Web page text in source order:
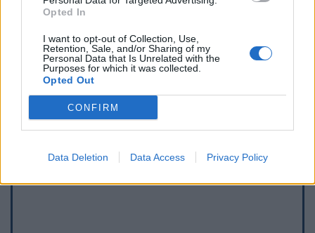
Opted In
I want to opt-out of Collection, Use,
Retention, Sale, and/or Sharing of my
Personal Data that Is Unrelated with the
Purposes for which it was collected.
Opted Out
CONFIRM
Data Deletion Data Access Privacy Policy
Afficher la carte